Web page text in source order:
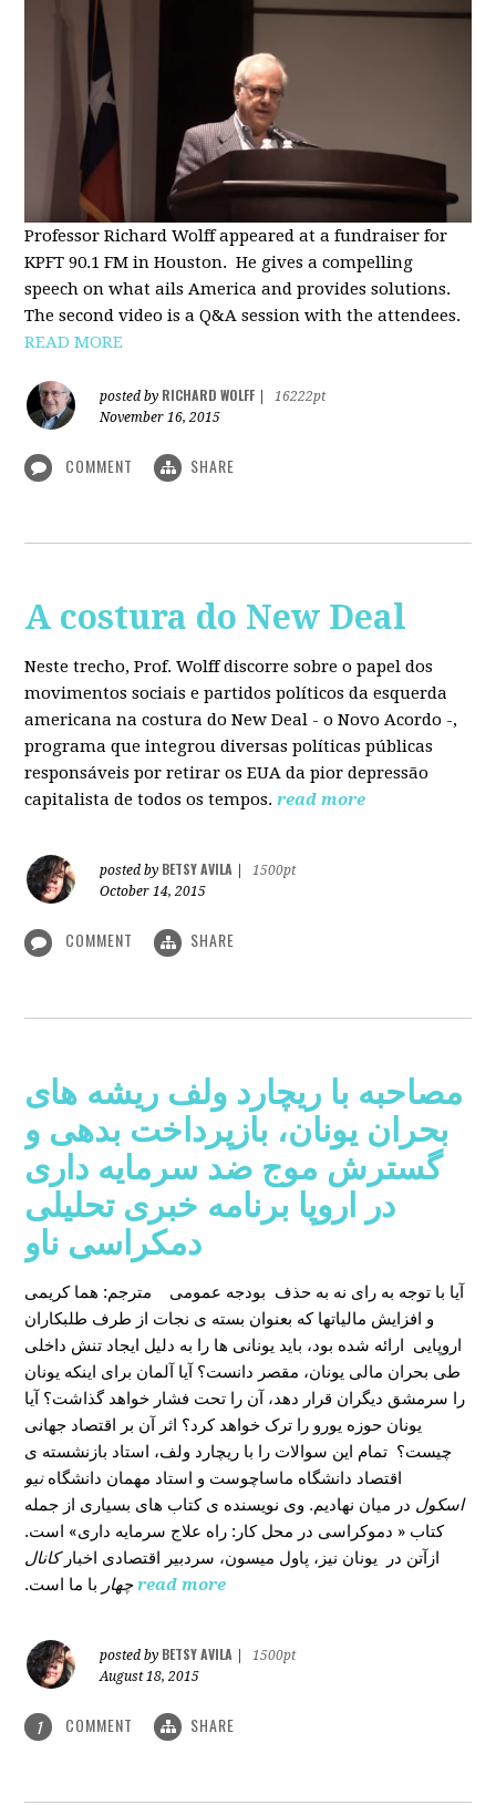
Professor Richard Wolff appeared at a fundraiser for
KPFT 90.1 FM in Houston. He gives a compelling
speech on what ails America and provides solutions.
The second video is a Q&A session with the attendees.
READ MORE
posted by RICHARD WOLFF
16222pt
November 16, 2015
COMMENT SHARE
A costura do New Deal
Neste trecho, Prof. Wolff discorre sobre o papel dos
movimentos sociais e partidos políticos da esquerda
americana na costura do New Deal - o Novo Acordo -,
programa que integrou diversas políticas públicas
responsáveis por retirar os EUA da pior depressão
capitalista de todos os tempos. read more
posted by BETSY AVILA
1500pt
October 14, 2015
COMMENT SHARE
مصاحبه با ریچارد ولف ریشه های
بحران یونان، بازپرداخت بدهی و
گسترش موج ضد سرمایه داری
در اروپا برنامه خبری تحلیلی
دمکراسی ناو
مترجم: هما کریمی
آیا با توجه به رای نه به حذف بودجه عمومی
و افزایش مالیاتها که بعنوان بسته ی نجات از طرف طلبکاران
اروپایی ارائه شده بود، باید یونانی ها را به دلیل ایجاد تنش داخلی
طی بحران مالی یونان، مقصر دانست؟ آیا آلمان برای اینکه یونان
را سرمشق دیگران قرار دهد، آن را تحت فشار خواهد گذاشت؟ آیا
یونان حوزه یورو را ترک خواهد کرد؟ اثر آن بر اقتصاد جهانی
چیست؟ تمام این سوالات را با ریچارد ولف، استاد بازنشسته ی
اقتصاد دانشگاه ماساچوست و استاد مهمان دانشگاهنیو
اسکول در میان نهادیم. وی نویسنده ی کتاب های بسیاری از جمله
کتاب « دموکراسی در محل کار: راه علاج سرمایه داری» است.
ازآتن در یونان نیز، پاول میسون، سردبیر اقتصادی اخبارکانال
چهار با ما است. read more
posted by BETSY AVILA
1500pt
August 18, 2015
1 COMMENT SHARE